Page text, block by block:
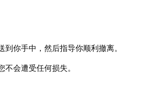
你手中，然后指导你顺利撤离。
会遭受任何损失。